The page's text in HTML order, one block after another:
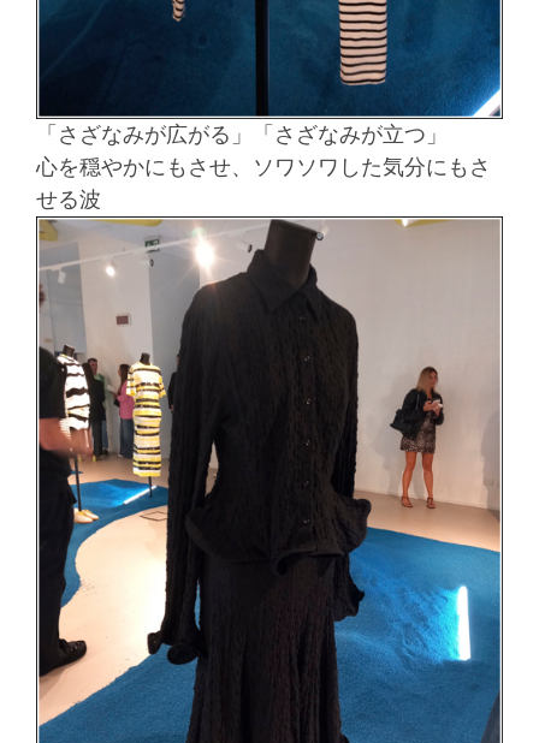
「さざなみが広がる」「さざなみが立つ」
心を穏やかにもさせ、ソワソワした気分にもさ
せる波